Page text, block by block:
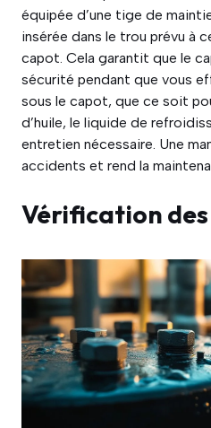
équipée d’une tige de
insérée dans le trou prévu à
capot. Cela garantit que le
sécurité pendant que vous
sous le capot, que ce soit
d’huile, le liquide de
entretien nécessaire. Une
accidents et rend la
Vérification